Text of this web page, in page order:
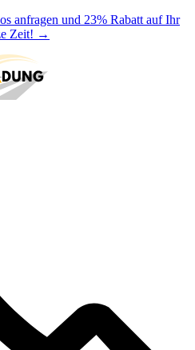
anfragen und 23% Rabatt auf Ihr
Zeit! →